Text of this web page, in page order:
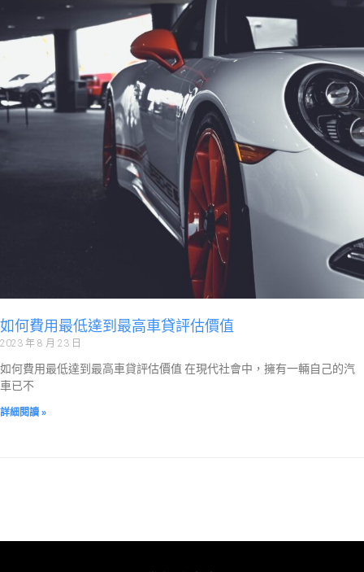
如何費用最低達到最高車貸評估價值
2023 年 8 月 23 日
如何費用最低達到最高車貸評估價值 在現代社會中，擁有一輛自己的汽
車已不
詳細閱讀 »